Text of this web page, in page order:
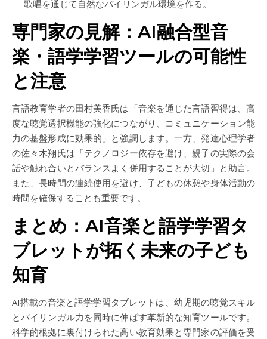
歌唱を通じて自然なバイリンガル環境を作る。
専門家の見解：AI融合型音
楽・語学学習ツールの可能性
と注意
言語教育学者の田村美香氏は「音楽を通じた言語習得は、高
度な聴覚選択機能の強化につながり、コミュニケーション能
力の基盤形成に効果的」と強調します。一方、発達心理学者
の佐々木翔氏は「テクノロジー依存を避け、親子の実際の会
話や触れ合いとバランスよく併用することが大切」と助言。
また、長時間の連続使用を避け、子どもの休憩や身体活動の
時間を確保することも重要です。
まとめ：AI音楽と語学学習タ
ブレットが拓く未来の子ども
知育
AI搭載の音楽と語学学習タブレットは、幼児期の聴覚スキル
とバイリンガル力を同時に伸ばす革新的な知育ツールです。
科学的根拠に裏付けられた高い教育効果と専門家の評価を受